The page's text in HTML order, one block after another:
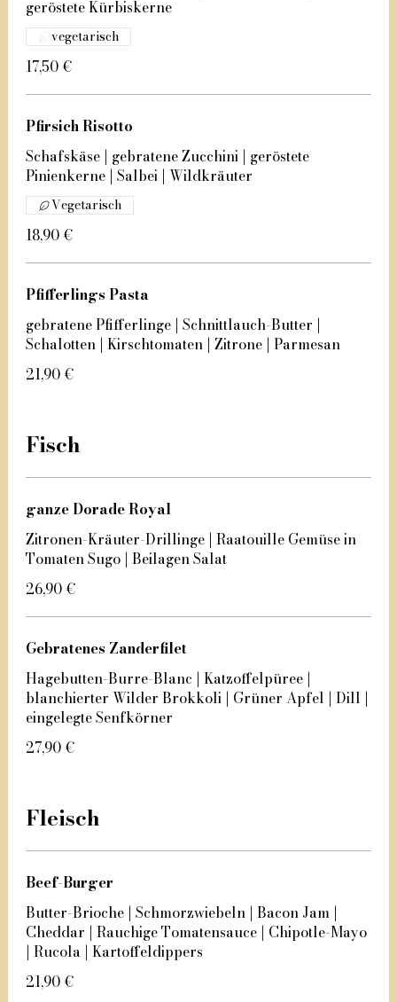
geröstete Kürbiskerne
17,50 €
vegetarisch
Pfirsich Risotto
Schafskäse | gebratene Zucchini | geröstete
Pinienkerne | Salbei | Wildkräuter
18,90 €
Vegetarisch
Pfifferlings Pasta
gebratene Pfifferlinge | Schnittlauch-Butter |
Schalotten | Kirschtomaten | Zitrone | Parmesan
21,90 €
Fisch
ganze Dorade Royal
Zitronen-Kräuter-Drillinge | Raatouille Gemüse in
Tomaten Sugo | Beilagen Salat
26,90 €
Gebratenes Zanderfilet
Hagebutten-Burre-Blanc | Katzoffelpüree |
blanchierter Wilder Brokkoli | Grüner Apfel | Dill |
eingelegte Senfkörner
27,90 €
Fleisch
Beef-Burger
Butter-Brioche | Schmorzwiebeln | Bacon Jam |
Cheddar | Rauchige Tomatensauce | Chipotle-Mayo
| Rucola | Kartoffeldippers
21,90 €